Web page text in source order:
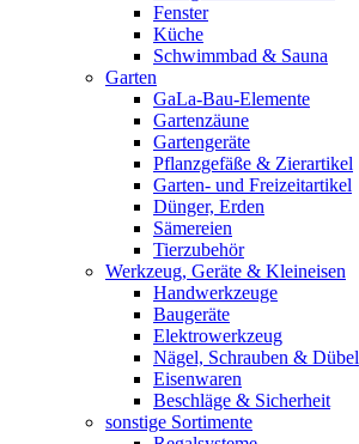
Fenster
Küche
Schwimmbad & Sauna
Garten
GaLa-Bau-Elemente
Gartenzäune
Gartengeräte
Pflanzgefäße & Zierartikel
Garten- und Freizeitartikel
Dünger, Erden
Sämereien
Tierzubehör
Werkzeug, Geräte & Kleineisen
Handwerkzeuge
Baugeräte
Elektrowerkzeug
Nägel, Schrauben & Dübel
Eisenwaren
Beschläge & Sicherheit
sonstige Sortimente